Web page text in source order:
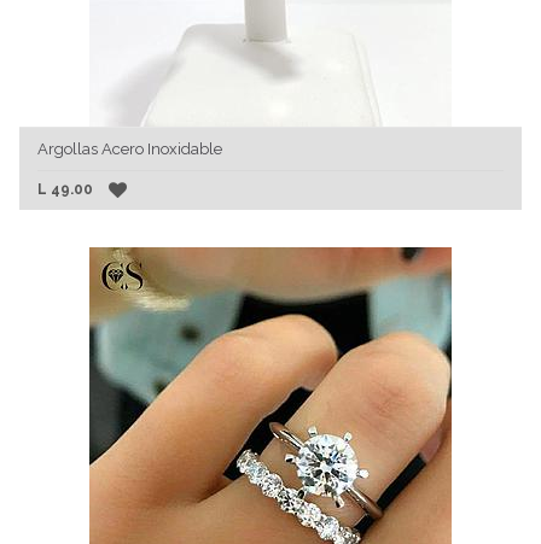
Argollas Acero Inoxidable
L 49.00